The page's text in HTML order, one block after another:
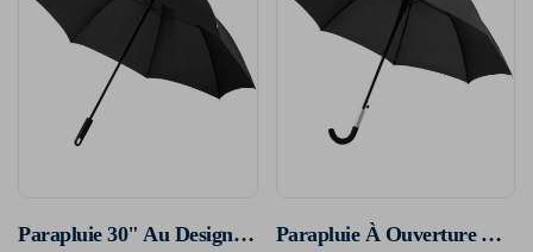
Parapluie 30" Au Design Exclusif Halo Parapluie À Ouverture Automatique 23" Arch